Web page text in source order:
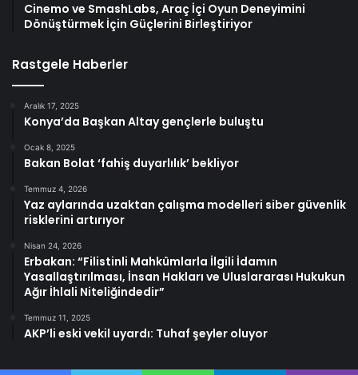
Cinemo ve SmashLabs, Araç İçi Oyun Deneyimini
Dönüştürmek İçin Güçlerini Birleştiriyor
Rastgele Haberler
Aralık 17, 2025
Konya’da Başkan Altay gençlerle buluştu
Ocak 8, 2025
Bakan Bolat ‘fahiş duyarlılık’ bekliyor
Temmuz 4, 2026
Yaz aylarında uzaktan çalışma modelleri siber güvenlik
risklerini artırıyor
Nisan 24, 2026
Erbakan: “Filistinli Mahkûmlarla İlgili İdamın
Yasallaştırılması, İnsan Hakları ve Uluslararası Hukukun
Ağır İhlali Niteliğindedir”
Temmuz 11, 2025
AKP’li eski vekil uyardı: Tuhaf şeyler oluyor